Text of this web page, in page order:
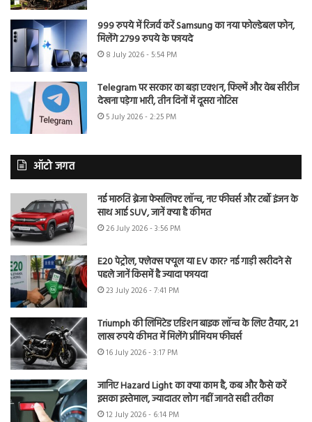
999 रुपये में रिजर्व करें Samsung का नया फोल्डेबल फोन,
मिलेंगे 2799 रुपये के फायदे
8 July 2026 - 5:54 PM
Telegram पर सरकार का बड़ा एक्शन, फिल्में और वेब सीरीज
देखना पड़ेगा भारी, तीन दिनों में दूसरा नोटिस
5 July 2026 - 2:25 PM
ऑटो जगत
नई मारुति ब्रेजा फेसलिफ्ट लॉन्च, नए फीचर्स और टर्बो इंजन के
साथ आई SUV, जानें क्या है कीमत
26 July 2026 - 3:56 PM
E20 पेट्रोल, फ्लेक्स फ्यूल या EV कार? नई गाड़ी खरीदने से
पहले जानें किसमें है ज्यादा फायदा
23 July 2026 - 7:41 PM
Triumph की लिमिटेड एडिशन बाइक लॉन्च के लिए तैयार, 21
लाख रुपये कीमत में मिलेंगे प्रीमियम फीचर्स
16 July 2026 - 3:17 PM
जानिए Hazard Light का क्या काम है, कब और कैसे करें
इसका इस्तेमाल, ज्यादातर लोग नहीं जानते सही तरीका
12 July 2026 - 6:14 PM